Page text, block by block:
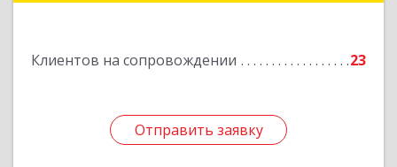
Клиентов на сопровождении 23
Отправить заявку
Отправить заявку